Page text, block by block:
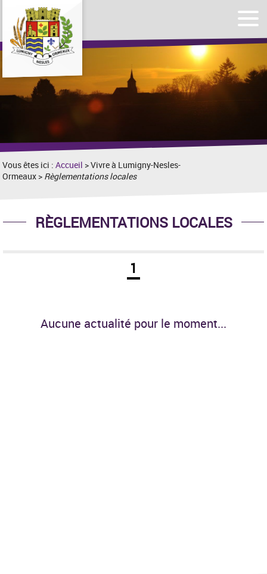
le
formulaire
de
recherche
Vous êtes ici :Accueil > Vivre à Lumigny-Nesles-
Ormeaux > Règlementations locales
RÈGLEMENTATIONS LOCALES
1
Aucune actualité pour le moment...